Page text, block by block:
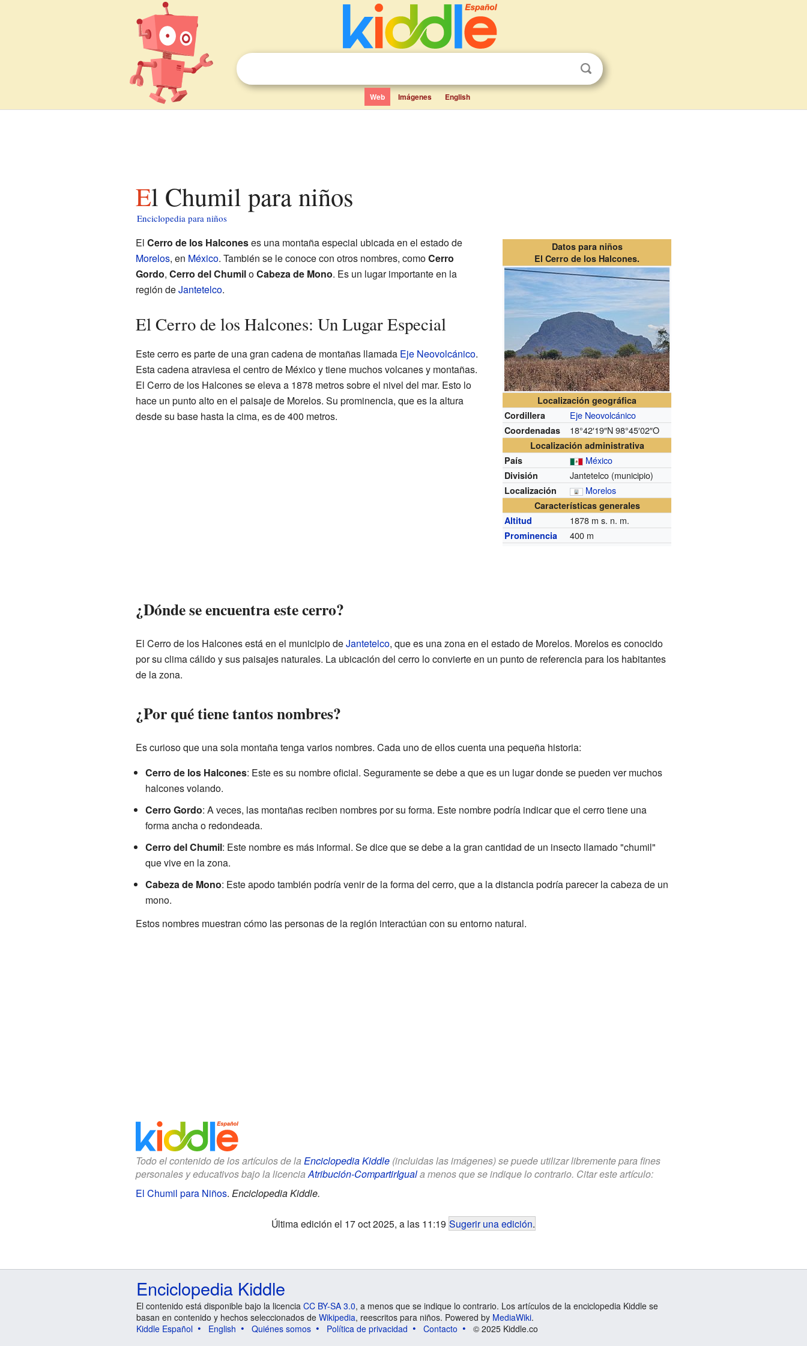
Web Imágenes English
El Chumil para niños
Enciclopedia para niños
Datos para niños
El Cerro de los Halcones.
Localización geográfica
Cordillera
Eje Neovolcánico
Coordenadas 18°42′19″N 98°45′02″O
Localización administrativa
País
México
División Jantetelco (municipio)
Localización Morelos
Características generales
Altitud
1878 m s. n. m.
Prominencia 400 m
El Cerro de los Halconeses una montaña especial ubicada en el estado de
Morelos, en México. También se le conoce con otros nombres, comoCerro
Gordo, Cerro del ChumiloCabeza de Mono. Es un lugar importante en la
región deJantetelco.
El Cerro de los Halcones: Un Lugar Especial
Este cerro es parte de una gran cadena de montañas llamada Eje Neovolcánico.
Esta cadena atraviesa el centro de México y tiene muchos volcanes y montañas.
El Cerro de los Halcones se eleva a 1878 metros sobre el nivel del mar. Esto lo
hace un punto alto en el paisaje de Morelos. Su prominencia, que es la altura
desde su base hasta la cima, es de 400 metros.
¿Dónde se encuentra este cerro?
El Cerro de los Halcones está en el municipio deJantetelco, que es una zona en el estado de Morelos. Morelos es conocido
por su clima cálido y sus paisajes naturales. La ubicación del cerro lo convierte en un punto de referencia para los habitantes
de la zona.
¿Por qué tiene tantos nombres?
Es curioso que una sola montaña tenga varios nombres. Cada uno de ellos cuenta una pequeña historia:
Cerro de los Halcones: Este es su nombre oficial. Seguramente se debe a que es un lugar donde se pueden ver muchos
halcones volando.
Cerro Gordo: A veces, las montañas reciben nombres por su forma. Este nombre podría indicar que el cerro tiene una
forma ancha o redondeada.
Cerro del Chumil: Este nombre es más informal. Se dice que se debe a la gran cantidad de un insecto llamado "chumil"
que vive en la zona.
Cabeza de Mono: Este apodo también podría venir de la forma del cerro, que a la distancia podría parecer la cabeza de un
mono.
Estos nombres muestran cómo las personas de la región interactúan con su entorno natural.
Todo el contenido de los artículos de la Enciclopedia Kiddle(incluidas las imágenes) se puede utilizar libremente para fines
personales y educativos bajo la licenciaAtribución-CompartirIguala menos que se indique lo contrario. Citar este artículo:
El Chumil para Niños. Enciclopedia Kiddle.
Última edición el 17 oct 2025, a las 11:19 Sugerir una edición.
Enciclopedia Kiddle
El contenido está disponible bajo la licencia CC BY-SA 3.0, a menos que se indique lo contrario. Los artículos de la enciclopedia Kiddle se
basan en contenido y hechos seleccionados de Wikipedia, reescritos para niños. Powered by MediaWiki.
Kiddle Español
English Quiénes somos Política de privacidad Contacto © 2025 Kiddle.co